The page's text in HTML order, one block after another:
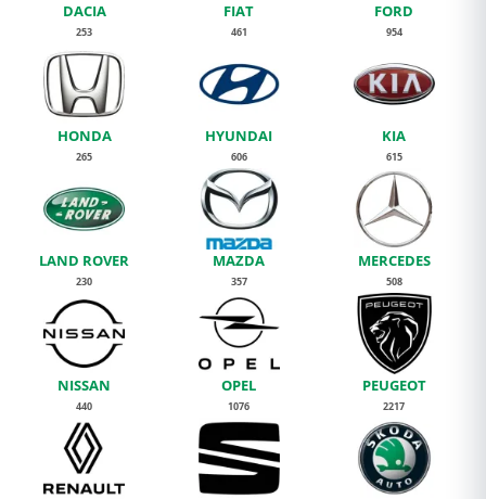
DACIA
253
FIAT
461
FORD
954
HONDA
265
HYUNDAI
606
KIA
615
LAND ROVER
230
MAZDA
357
MERCEDES
508
NISSAN
440
OPEL
1076
PEUGEOT
2217